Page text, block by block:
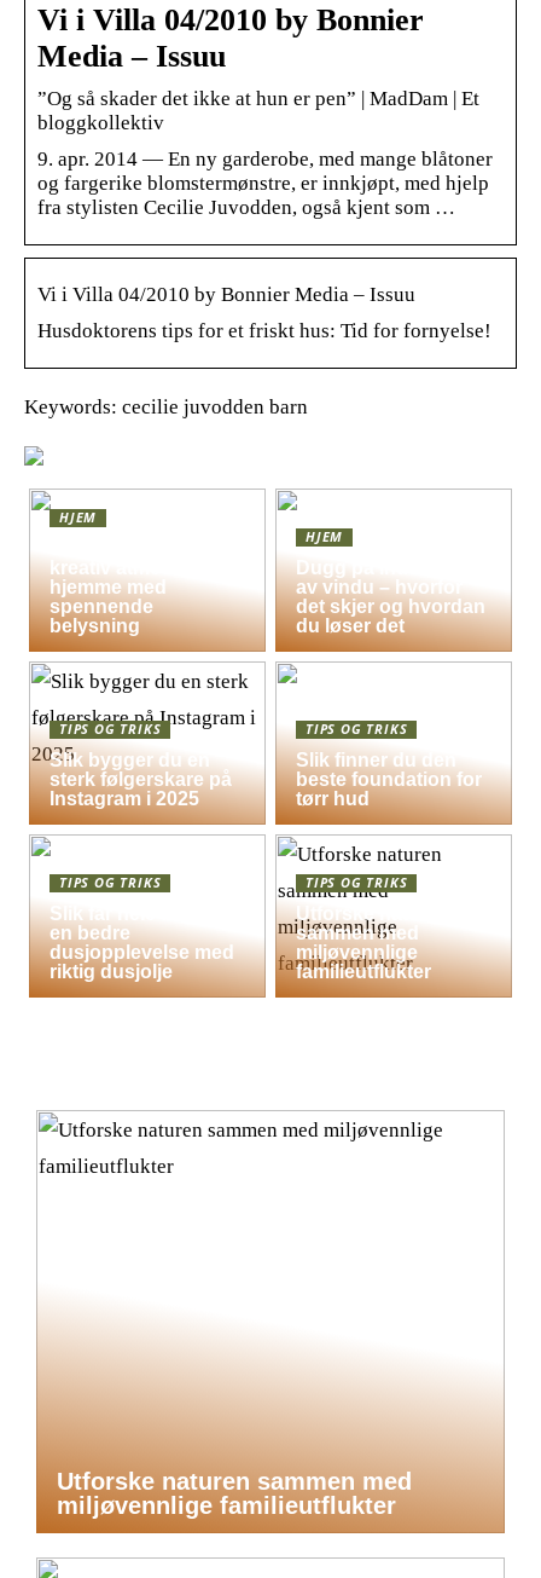
Vi i Villa 04/2010 by Bonnier
Media – Issuu
”Og så skader det ikke at hun er pen” | MadDam | Et
bloggkollektiv
9. apr. 2014 — En ny garderobe, med mange blåtoner
og fargerike blomstermønstre, er innkjøpt, med hjelp
fra stylisten Cecilie Juvodden, også kjent som …
Vi i Villa 04/2010 by Bonnier Media – Issuu
Husdoktorens tips for et friskt hus: Tid for fornyelse!
Keywords: cecilie juvodden barn
HJEM
kreativ atmosfære
hjemme med
spennende
belysning
HJEM
Dugg på indersiden
av vindu – hvorfor
det skjer og hvordan
du løser det
TIPS OG TRIKS
Slik bygger du en
sterk følgerskare på
Instagram i 2025
TIPS OG TRIKS
Slik finner du den
beste foundation for
tørr hud
TIPS OG TRIKS
Slik får hele familien
en bedre
dusjopplevelse med
riktig dusjolje
TIPS OG TRIKS
Utforske naturen
sammen med
miljøvennlige
familieutflukter
Utforske naturen sammen med
miljøvennlige familieutflukter